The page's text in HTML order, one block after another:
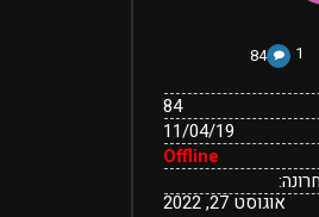
1
84
84
11/04/19
Offline
אוגוסט 27, 2022